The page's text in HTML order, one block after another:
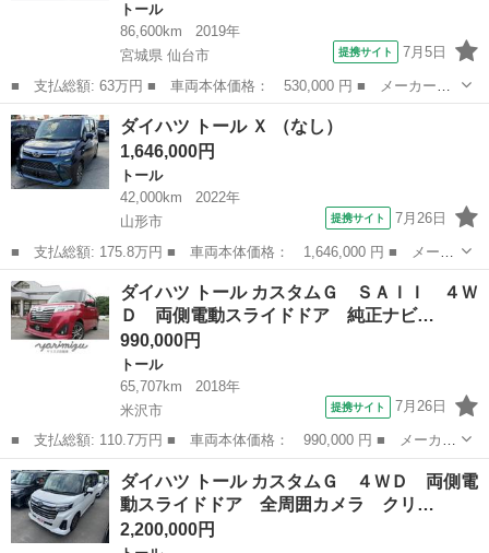
トール
86,600km
2019年
宮城県 仙台市
提携サイト 7月5日
■ 支払総額: 63万円 ■ 車両本体価格： 530,000 円 ■ メーカー
名： ダイハツ ■ 車種名： トール ■ グレード名： カスタム
Ｇ リミテッド ＳＡＩＩＩ ワンオーナー スマートアシストＩＩ
Ｉ 全方位カメラ ...
宮城 仙台市 トール
ダイハツ トール Ｘ （なし）
1,646,000円
トール
42,000km
2022年
山形市
提携サイト 7月26日
■ 支払総額: 175.8万円 ■ 車両本体価格： 1,646,000 円 ■ メーカ
ー名： ダイハツ ■ 車種名： トール ■ グレード名： Ｘ ■ 排
気量： 1000cc ■ ドア枚数： 5D ■ ミッション： AT ...
山形 トール
ダイハツ トール カスタムＧ ＳＡＩＩ ４Ｗ
Ｄ 両側電動スライドドア 純正ナビ…
990,000円
トール
65,707km
2018年
米沢市
提携サイト 7月26日
■ 支払総額: 110.7万円 ■ 車両本体価格： 990,000 円 ■ メーカー
名： ダイハツ ■ 車種名： トール ■ グレード名： カスタム
Ｇ ＳＡＩＩ ４ＷＤ 両側電動スライドドア 純正ナビ フルセグ
ＴＶ Ｂｌｕ...
山形 米沢市 トール
ダイハツ トール カスタムＧ ４ＷＤ 両側電
動スライドドア 全周囲カメラ クリ…
2,200,000円